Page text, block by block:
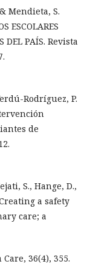
Mendieta, S.
ESCOLARES
DEL PAÍS. Revista
Rodríguez, P.
de
S., Hange, D.,
a safety
care; a
36(4), 355.